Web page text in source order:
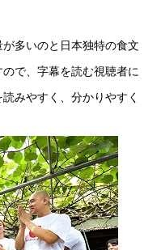
多いのと日本独特の食文
で、字幕を読む視聴者に
みやすく、分かりやすく